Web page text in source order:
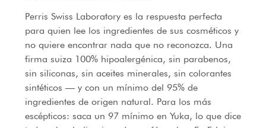
Perris Swiss Laboratory es la respuesta perfecta
para quien lee los ingredientes de sus cosméticos y
no quiere encontrar nada que no reconozca. Una
firma suiza 100% hipoalergénica, sin parabenos,
sin siliconas, sin aceites minerales, sin colorantes
sintéticos — y con un mínimo del 95% de
ingredientes de origen natural. Para los más
escépticos: saca un 97 mínimo en Yuka, lo que dice